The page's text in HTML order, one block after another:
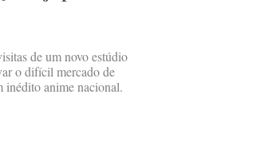
de um novo estúdio
o difícil mercado de
inédito anime nacional.